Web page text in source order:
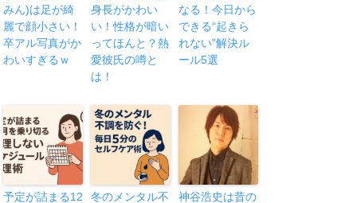
みん)は足が綺
麗で顔小さい！
卒アル写真がか
わいすぎるｗ
身長がかわい
い！性格が暗い
ってほんと？熱
愛彼氏の噂と
は！
なる！今日から
できる“起きら
れない”解決ル
ール5選
予定が詰まる12
冬のメンタル不
神谷浩史は昔の